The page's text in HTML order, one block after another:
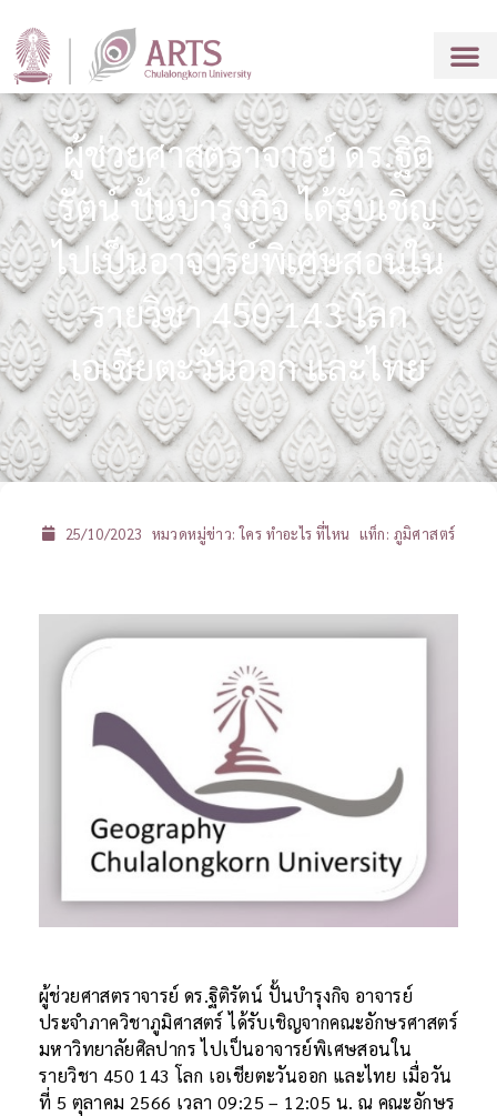
ผู้ช่วยศาสตราจารย์ ดร.ฐิติ
รัตน์ ปั้นบำรุงกิจ ได้รับเชิญ
ไปเป็นอาจารย์พิเศษสอนใน
รายวิชา 450 143 โลก
เอเชียตะวันออก และไทย
25/10/2023 หมวดหมู่ข่าว:ใคร ทำอะไร ที่ไหน แท็ก: ภูมิศาสตร์
ผู้ช่วยศาสตราจารย์ ดร.ฐิติรัตน์ ปั้นบำรุงกิจ อาจารย์
ประจำภาควิชาภูมิศาสตร์ ได้รับเชิญจากคณะอักษรศาสตร์
มหาวิทยาลัยศิลปากร ไปเป็นอาจารย์พิเศษสอนใน
รายวิชา 450 143 โลก เอเชียตะวันออก และไทย เมื่อวัน
ที่ 5 ตุลาคม 2566 เวลา 09:25 – 12:05 น. ณ คณะอักษร